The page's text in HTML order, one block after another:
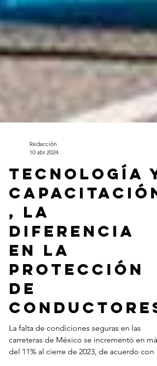
Redacción
Tecnología y
capacitación
, la
diferencia
en la
protección
de
conductores